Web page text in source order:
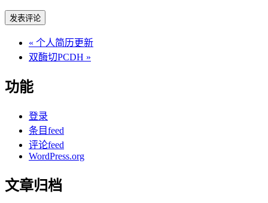
« 个人简历更新
双酶切PCDH »
功能
登录
条目feed
评论feed
WordPress.org
文章归档